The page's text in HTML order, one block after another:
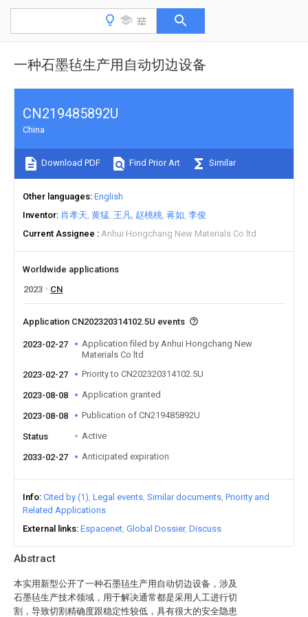
一种石墨毡生产用自动切边设备
Abstract
本实用新型公开了一种石墨毡生产用自动切边设备，涉及
石墨毡生产技术领域，用于解决通常都是采用人工进行切
割，导致切割精确度跟稳定性较低，具有很大的安全隐患
CN219485892U
China
Download PDF Find Prior Art Similar
Other languages English
Inventor 肖孝天 黄猛 王凡 赵桃桃 蒋如 李俊
Current Assignee
Anhui Hongchang New Materials Co ltd
Worldwide applications
2023
CN
Application CN202320314102.5U events
2023-02-27
Application filed by Anhui Hongchang New
Materials Co ltd
2023-02-27
Priority to CN202320314102.5U
2023-08-08 Application granted
2023-08-08 Publication of CN219485892U
Status Active
2033-02-27 Anticipated expiration
Info Cited by (1) Legal events Similar documents Priority and
Related Applications
External links Espacenet Global Dossier Discuss